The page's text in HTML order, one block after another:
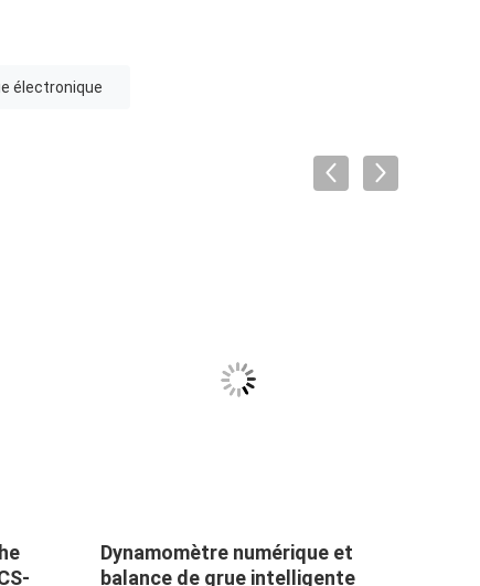
électronique
Dynamomètre numérique et
balance de grue intelligente